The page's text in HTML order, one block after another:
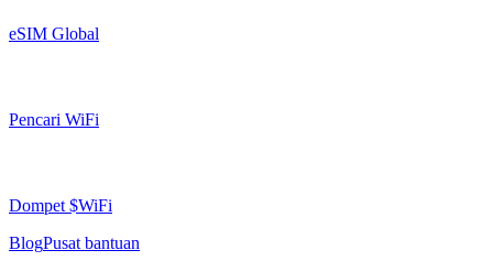
eSIM Global
Pencari WiFi
Dompet $WiFi
BlogPusat bantuan